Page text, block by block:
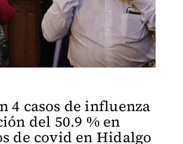
4 casos de influenza
del 50.9 % en
de covid en Hidalgo